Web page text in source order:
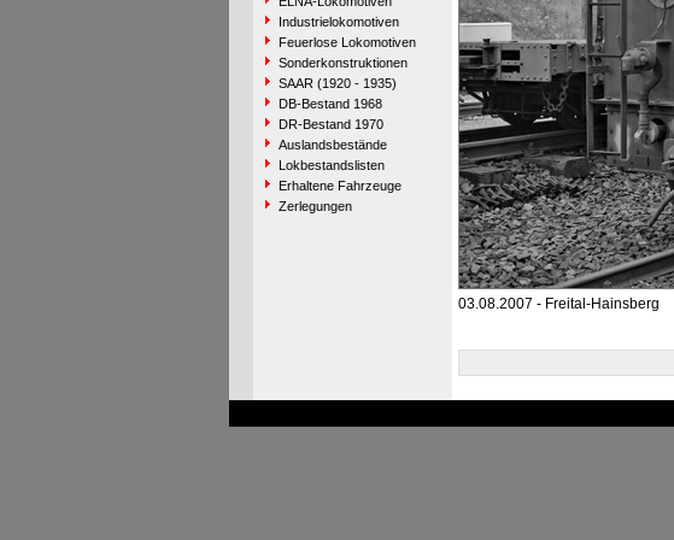
Industrielokomotiven
Feuerlose Lokomotiven
Sonderkonstruktionen
SAAR (1920 - 1935)
DB-Bestand 1968
DR-Bestand 1970
Auslandsbestände
Lokbestandslisten
Erhaltene Fahrzeuge
Zerlegungen
03.08.2007 - Freital-Hainsberg